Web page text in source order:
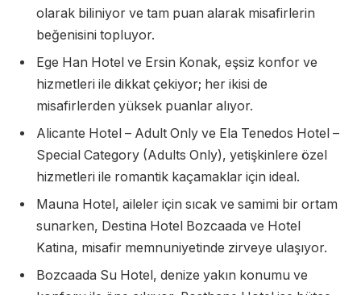
olarak biliniyor ve tam puan alarak misafirlerin
beğenisini topluyor.
Ege Han Hotel ve Ersin Konak, eşsiz konfor ve
hizmetleri ile dikkat çekiyor; her ikisi de
misafirlerden yüksek puanlar alıyor.
Alicante Hotel – Adult Only ve Ela Tenedos Hotel –
Special Category (Adults Only), yetişkinlere özel
hizmetleri ile romantik kaçamaklar için ideal.
Mauna Hotel, aileler için sıcak ve samimi bir ortam
sunarken, Destina Hotel Bozcaada ve Hotel
Katina, misafir memnuniyetinde zirveye ulaşıyor.
Bozcaada Su Hotel, denize yakın konumu ve